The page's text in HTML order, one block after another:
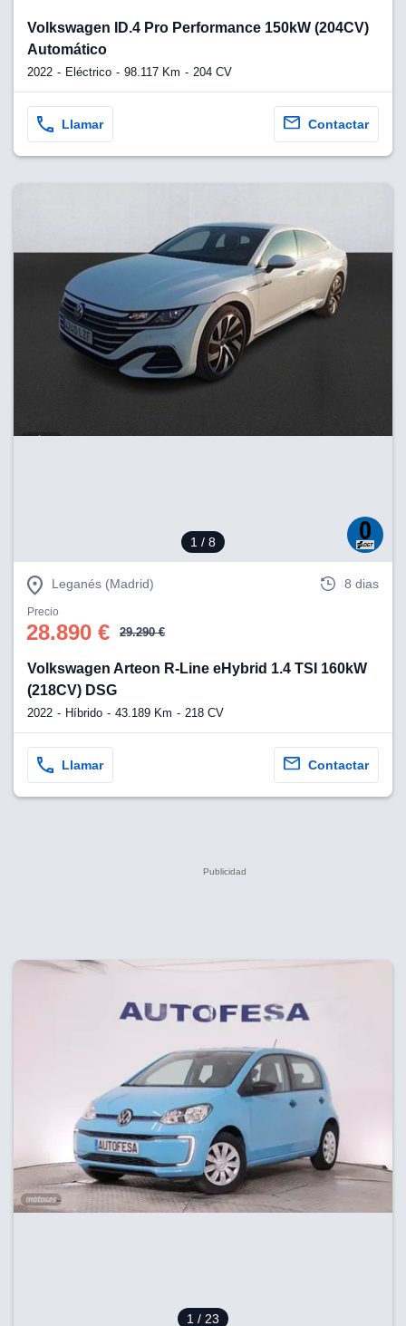
Volkswagen ID.4 Pro Performance 150kW (204CV)
Automático
2022 Eléctrico 98.117 Km 204 CV
Llamar Contactar
1 / 8
Leganés (Madrid) 8 dias
Precio
28.890 € 29.290 €
Volkswagen Arteon R-Line eHybrid 1.4 TSI 160kW
(218CV) DSG
2022 Híbrido 43.189 Km 218 CV
Llamar Contactar
1 / 23